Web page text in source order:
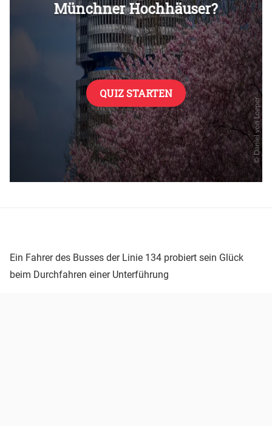
Ein Fahrer des Busses der Linie 134 probiert sein Glück
beim Durchfahren einer Unterführung